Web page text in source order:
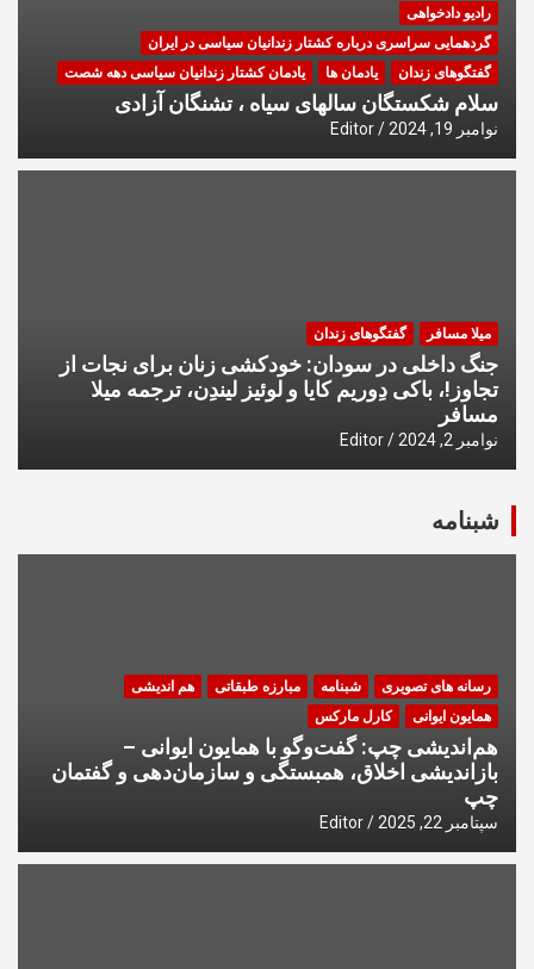
رادیو دادخواهی
گردهمایی سراسری درباره کشتار زندانیان سیاسی در ایران
گفتگوهای زندان
یادمان ها یادمان کشتار زندانیان سیاسی دهه شصت
سلام شکستگان سالهای سیاه ، تشنگان آزادی
نوامبر 19, 2024 Editor
میلا مسافر گفتگوهای زندان
جنگ داخلی در سودان: خودکشی زنان برای نجات از
تجاوز!، باکی دِوریم کایا و لوئیز لیندِن، ترجمه میلا
مسافر
نوامبر 2, 2024 Editor
شبنامه
رسانه های تصویری شبنامه مبارزه طبقاتی
هم اندیشی
همایون ایوانی
کارل مارکس
هم‌اندیشی چپ: گفت‌وگو با همایون ایوانی –
بازاندیشی اخلاق، همبستگی و سازمان‌دهی و گفتمان
چپ
سپتامبر 22, 2025 Editor